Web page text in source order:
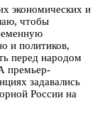
экономических и
чтобы
и политиков,
перед народом
премьер-
задавались
России на